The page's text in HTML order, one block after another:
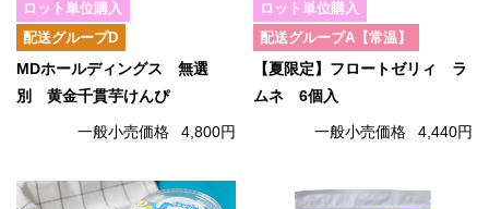
ロット単位購入
配送グループD
MDホールディングス 無選
別 黄金千貫芋けんぴ
一般小売価格 4,800円
ロット単位購入
配送グループA【常温】
【夏限定】フロートゼリィ ラ
ムネ 6個入
一般小売価格 4,440円